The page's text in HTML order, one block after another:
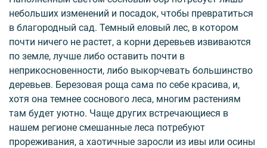
небольших изменений и посадок, чтобы превратиться
в благородный сад. Темный еловый лес, в котором
почти ничего не растет, а корни деревьев извиваются
по земле, лучше либо оставить почти в
неприкосновенности, либо выкорчевать большинство
деревьев. Березовая роща сама по себе красива, и,
хотя она темнее соснового леса, многим растениям
там будет уютно. Чаще других встречающиеся в
нашем регионе смешанные леса потребуют
прореживания, а хаотичные заросли из ивы или осины